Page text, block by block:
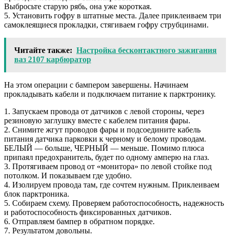
Выбросьте старую рябь, она уже короткая.
5. Установить гофру в штатные места. Далее приклеиваем три
самоклеящиеся прокладки, стягиваем гофру струбцинами.
Читайте также: Настройка бесконтактного зажигания
ваз 2107 карбюратор
На этом операции с бампером завершены. Начинаем
прокладывать кабели и подключаем питание к парктронику.
1. Запускаем провода от датчиков с левой стороны, через
резиновую заглушку вместе с кабелем питания фары.
2. Снимите жгут проводов фары и подсоедините кабель
питания датчика парковки к черному и белому проводам.
БЕЛЫЙ — больше, ЧЕРНЫЙ — меньше. Помимо плюса
припаял предохранитель, будет по одному амперю на глаз.
3. Протягиваем провод от «монитора» по левой стойке под
потолком. И показываем где удобно.
4. Изолируем провода там, где сочтем нужным. Приклеиваем
блок парктроника.
5. Собираем схему. Проверяем работоспособность, надежность
и работоспособность фиксированных датчиков.
6. Отправляем бампер в обратном порядке.
7. Результатом довольны.